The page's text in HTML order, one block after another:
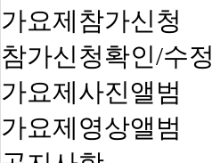
가요제참가신청
참가신청확인/수정
가요제사진앨범
가요제영상앨범